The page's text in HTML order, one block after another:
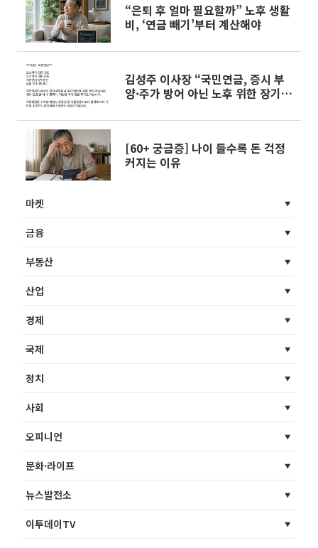
“은퇴 후 얼마 필요할까” 노후 생활
비, ‘연금 빼기’부터 계산해야
김성주 이사장 “국민연금, 증시 부
양·주가 방어 아닌 노후 위한 장기
[60+ 궁금증] 나이 들수록 돈 걱정
커지는 이유
마켓
금융
부동산
산업
경제
국제
정치
사회
오피니언
문화·라이프
뉴스발전소
이투데이TV